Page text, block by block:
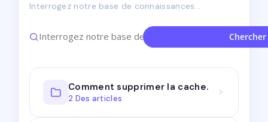
Interrogez notre base de connaissances...
Chercher
Comment supprimer la cache.
2 Des articles